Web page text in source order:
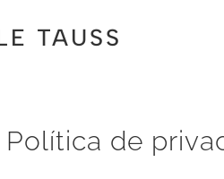
TAUSS
Política de